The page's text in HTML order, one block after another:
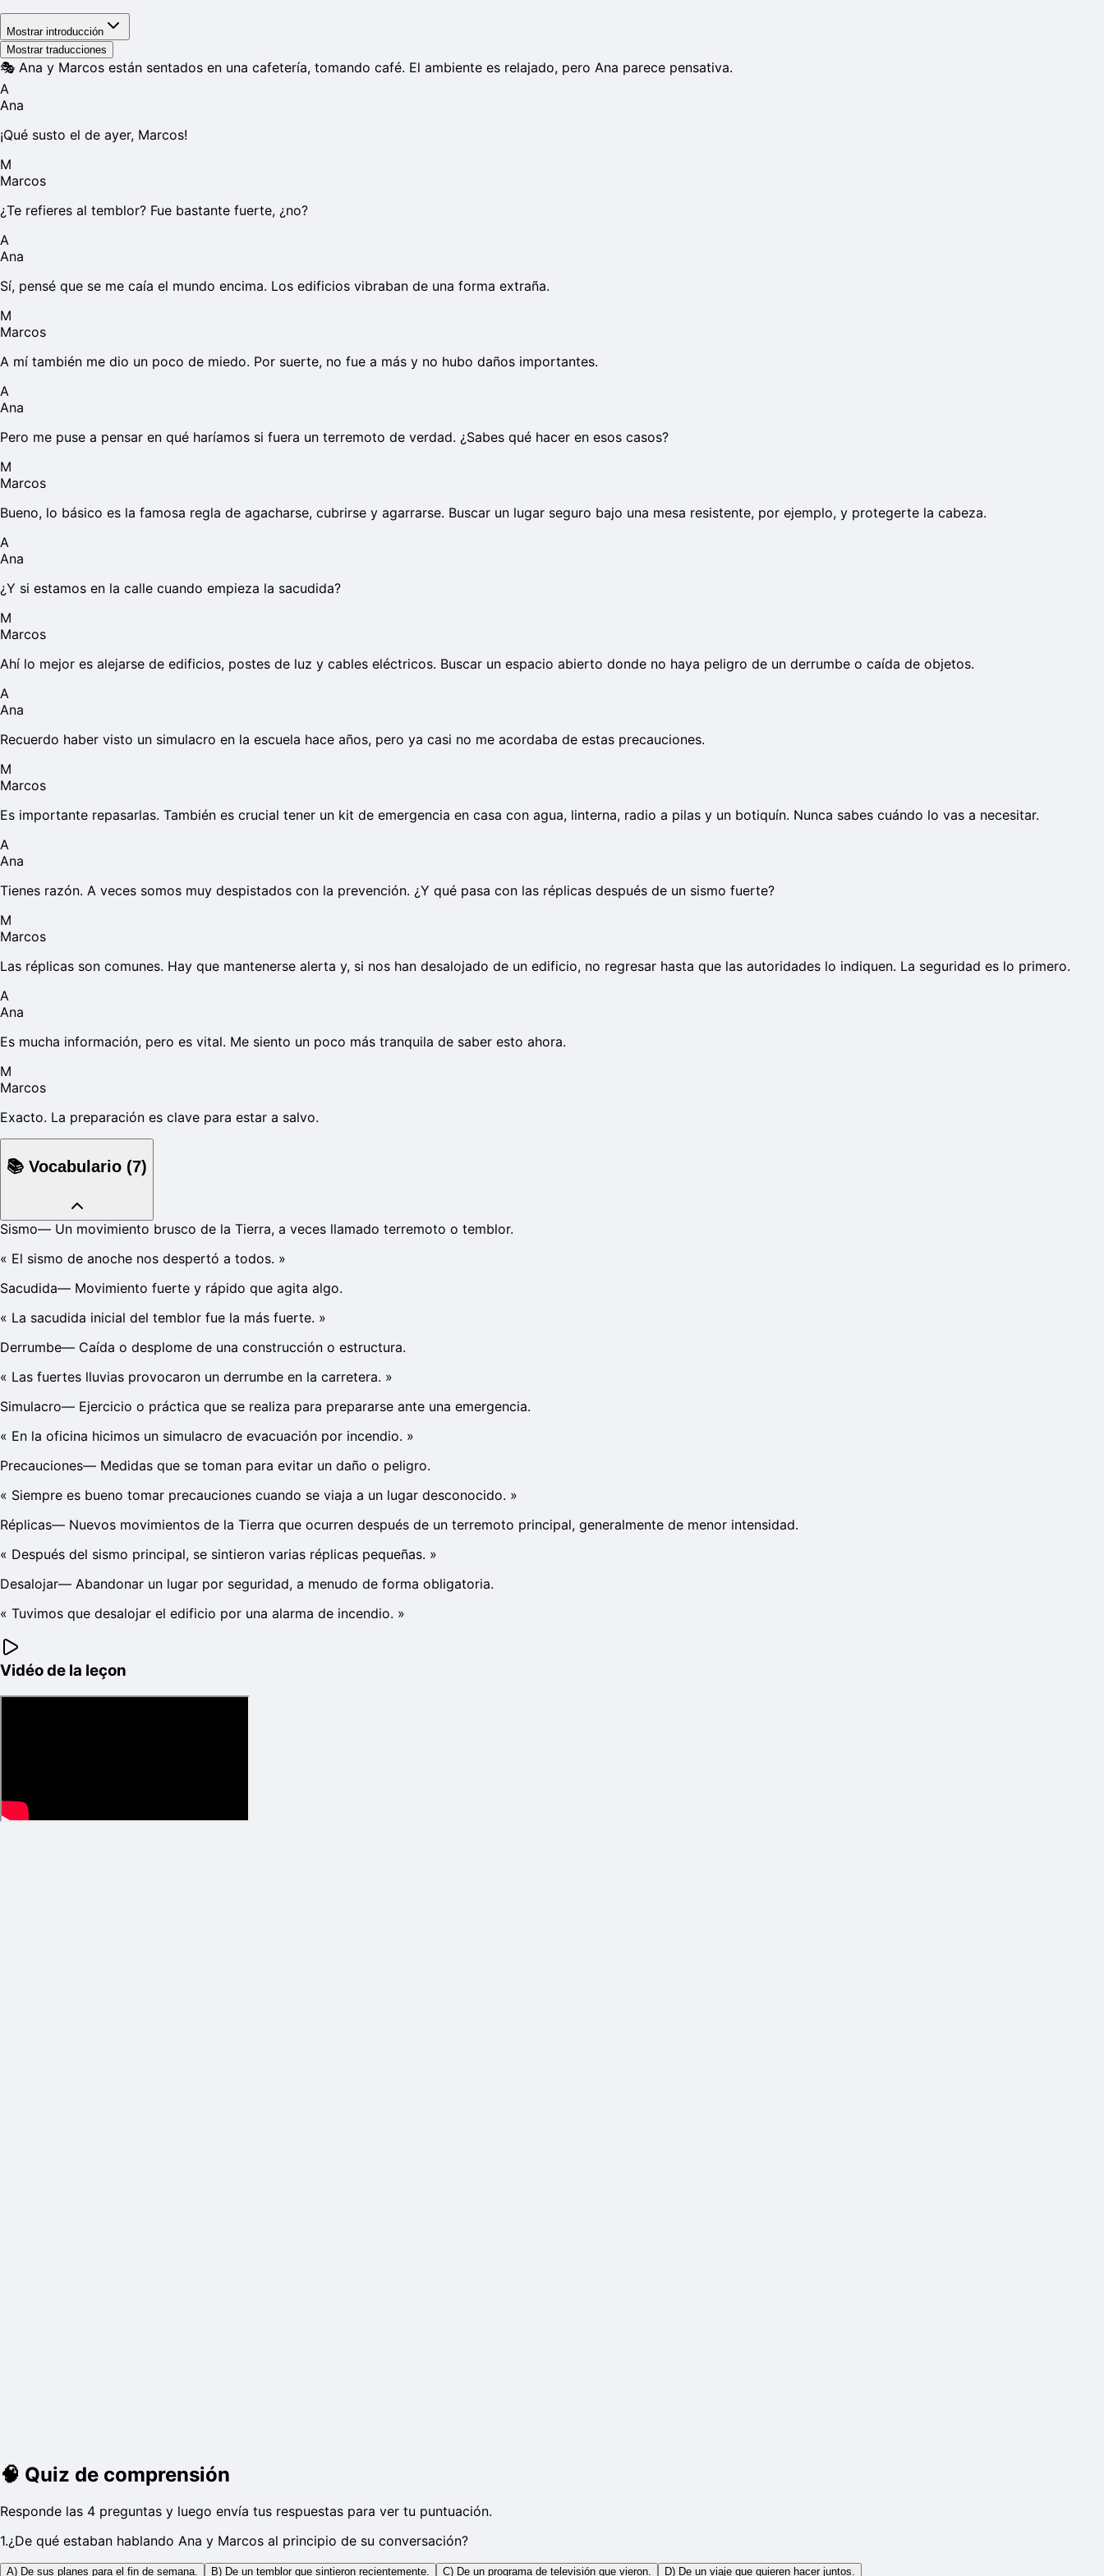
Mostrar introducción
Mostrar traducciones
🎭 Ana y Marcos están sentados en una cafetería, tomando café. El ambiente es relajado, pero Ana parece pensativa.
A
Ana
¡Qué susto el de ayer, Marcos!
M
Marcos
¿Te refieres al temblor? Fue bastante fuerte, ¿no?
A
Ana
Sí, pensé que se me caía el mundo encima. Los edificios vibraban de una forma extraña.
M
Marcos
A mí también me dio un poco de miedo. Por suerte, no fue a más y no hubo daños importantes.
A
Ana
Pero me puse a pensar en qué haríamos si fuera un terremoto de verdad. ¿Sabes qué hacer en esos casos?
M
Marcos
Bueno, lo básico es la famosa regla de agacharse, cubrirse y agarrarse. Buscar un lugar seguro bajo una mesa resistente, por ejemplo, y protegerte la cabeza.
A
Ana
¿Y si estamos en la calle cuando empieza la sacudida?
M
Marcos
Ahí lo mejor es alejarse de edificios, postes de luz y cables eléctricos. Buscar un espacio abierto donde no haya peligro de un derrumbe o caída de objetos.
A
Ana
Recuerdo haber visto un simulacro en la escuela hace años, pero ya casi no me acordaba de estas precauciones.
M
Marcos
Es importante repasarlas. También es crucial tener un kit de emergencia en casa con agua, linterna, radio a pilas y un botiquín. Nunca sabes cuándo lo vas a necesitar.
A
Ana
Tienes razón. A veces somos muy despistados con la prevención. ¿Y qué pasa con las réplicas después de un sismo fuerte?
M
Marcos
Las réplicas son comunes. Hay que mantenerse alerta y, si nos han desalojado de un edificio, no regresar hasta que las autoridades lo indiquen. La seguridad es lo primero.
A
Ana
Es mucha información, pero es vital. Me siento un poco más tranquila de saber esto ahora.
M
Marcos
Exacto. La preparación es clave para estar a salvo.
📚 Vocabulario (7)
Sismo— Un movimiento brusco de la Tierra, a veces llamado terremoto o temblor.
« El sismo de anoche nos despertó a todos. »
Sacudida— Movimiento fuerte y rápido que agita algo.
« La sacudida inicial del temblor fue la más fuerte. »
Derrumbe— Caída o desplome de una construcción o estructura.
« Las fuertes lluvias provocaron un derrumbe en la carretera. »
Simulacro— Ejercicio o práctica que se realiza para prepararse ante una emergencia.
« En la oficina hicimos un simulacro de evacuación por incendio. »
Precauciones— Medidas que se toman para evitar un daño o peligro.
« Siempre es bueno tomar precauciones cuando se viaja a un lugar desconocido. »
Réplicas— Nuevos movimientos de la Tierra que ocurren después de un terremoto principal, generalmente de menor intensidad.
« Después del sismo principal, se sintieron varias réplicas pequeñas. »
Desalojar— Abandonar un lugar por seguridad, a menudo de forma obligatoria.
« Tuvimos que desalojar el edificio por una alarma de incendio. »
Vidéo de la leçon
🧠 Quiz de comprensión
Responde las 4 preguntas y luego envía tus respuestas para ver tu puntuación.
1.¿De qué estaban hablando Ana y Marcos al principio de su conversación?
A) De sus planes para el fin de semana. B) De un temblor que sintieron recientemente. C) De un programa de televisión que vieron. D) De un viaje que quieren hacer juntos.